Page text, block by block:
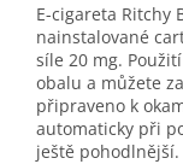
E-cigareta Ritchy
nainstalované
síle 20 mg.
obalu a můžete
připraveno k
automaticky při
ještě pohodlnější.